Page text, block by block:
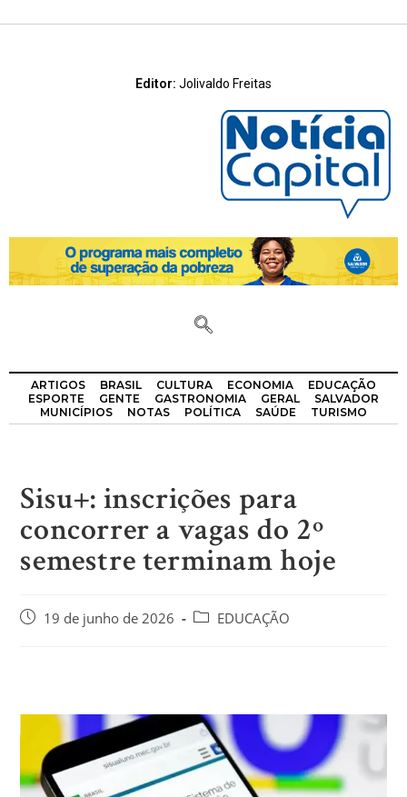
Editor: Jolivaldo Freitas
ARTIGOS BRASIL CULTURA ECONOMIA
EDUCAÇÃO
ESPORTE
GENTE GASTRONOMIA GERAL
SALVADOR
MUNICÍPIOS
NOTAS POLÍTICA SAÚDE TURISMO
Sisu+: inscrições para
concorrer a vagas do 2º
semestre terminam hoje
19 de junho de 2026 EDUCAÇÃO